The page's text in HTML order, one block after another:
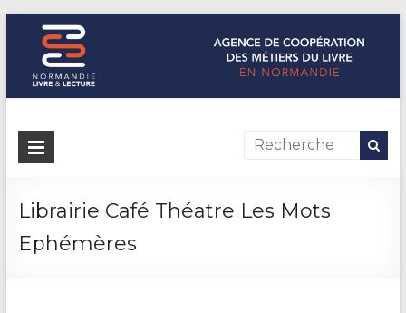
Normandie Livre & Lecture
L'agence de coopération des métiers du livre en Normandie
Librairie Café Théatre Les Mots
Ephémères